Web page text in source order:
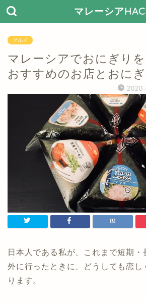
マレーシア
グルメ
マレーシアでおにぎりを
おすすめのお店とおに
日本人である私が、これまで短期・
外に行ったときに、どうしても恋し
ります。